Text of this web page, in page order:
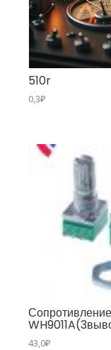
510r
0,3₽
43,0₽